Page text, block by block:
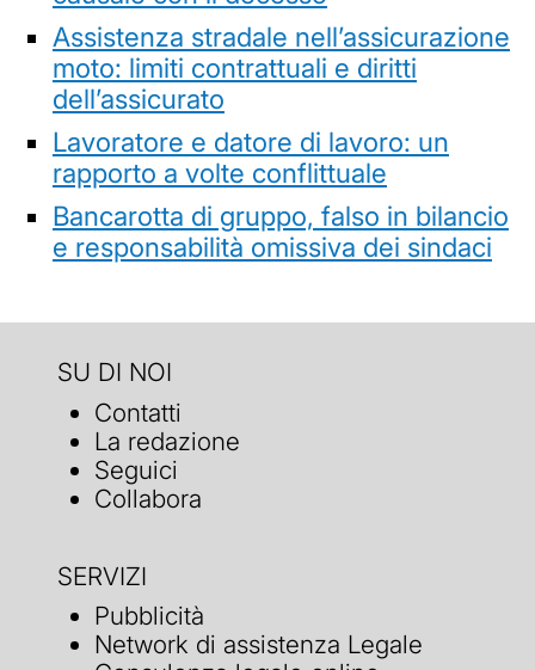
Assistenza stradale nell’assicurazione
moto: limiti contrattuali e diritti
dell’assicurato
Lavoratore e datore di lavoro: un
rapporto a volte conflittuale
Bancarotta di gruppo, falso in bilancio
e responsabilità omissiva dei sindaci
SU DI NOI
Contatti
La redazione
Seguici
Collabora
SERVIZI
Pubblicità
Network di assistenza Legale